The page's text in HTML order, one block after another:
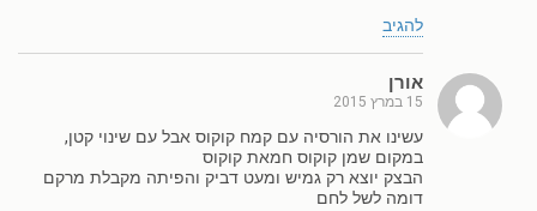
להגיב
אורן
15 במרץ 2015
עשינו את הורסיה עם קמח קוקוס אבל עם שינוי קטן,
במקום שמן קוקוס חמאת קוקוס
הבצק יוצא רק גמיש ומעט דביק והפיתה מקבלת מרקם
דומה לשל לחם